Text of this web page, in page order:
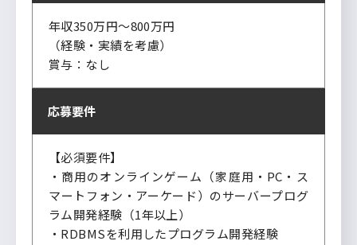
年収350万円～800万円
（経験・実績を考慮）
賞与：なし
応募要件
【必須要件】
・商用のオンラインゲーム（家庭用・PC・ス
マートフォン・アーケード）のサーバープログ
ラム開発経験（1年以上）
・RDBMSを利用したプログラム開発経験